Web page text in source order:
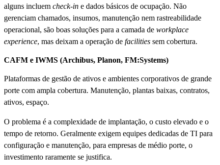
alguns incluem check-in e dados básicos de ocupação. Não
gerenciam chamados, insumos, manutenção nem rastreabilidade
operacional, são boas soluções para a camada de workplace
experience, mas deixam a operação de facilities sem cobertura.
CAFM e IWMS (Archibus, Planon, FM:Systems)
Plataformas de gestão de ativos e ambientes corporativos de grande
porte com ampla cobertura. Manutenção, plantas baixas, contratos,
ativos, espaço.
O problema é a complexidade de implantação, o custo elevado e o
tempo de retorno. Geralmente exigem equipes dedicadas de TI para
configuração e manutenção, para empresas de médio porte, o
investimento raramente se justifica.